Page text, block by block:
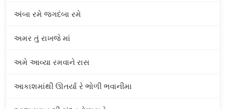
અંબા રમે જગદંબા રમે
અમર તું રાખજે માં
અમે આવ્યા રમવાને રાસ
આકાશમાંથી ઊતર્યા રે ભોળી ભવાનીમા